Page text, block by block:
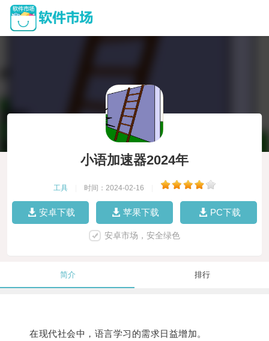
小语加速器2024年
工具 时间：2024-02-16
安卓下载 苹果下载 PC下载
安卓市场，安全绿色
简介 排行
在现代社会中，语言学习的需求日益增加。